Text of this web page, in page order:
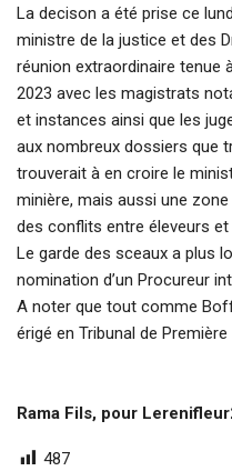
La decison a été prise ce
ministre de la justice et des
réunion extraordinaire tenue
2023 avec les magistrats
et instances ainsi que les
aux nombreux dossiers que
trouverait à en croire le
minière, mais aussi une
des conflits entre éleveurs et
Le garde des sceaux a plus
nomination d’un Procureur
A noter que tout comme
érigé en Tribunal de
Rama Fils, pour
487